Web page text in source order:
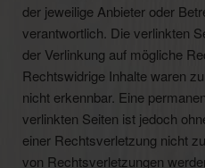
der jeweilige Anbieter oder
verantwortlich. Die verlinkten
der Verlinkung auf mögliche
Rechtswidrige Inhalte waren
nicht erkennbar. Eine
verlinkten Seiten ist jedoch
einer Rechtsverletzung nicht
von Rechtsverletzungen